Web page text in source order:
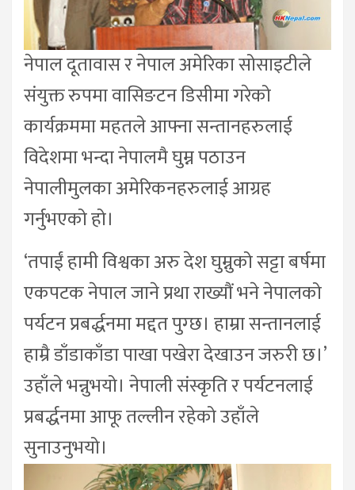
नेपाल दूतावास र नेपाल अमेरिका सोसाइटीले
संयुक्त रुपमा वासिङटन डिसीमा गरेको
कार्यक्रममा महतले आफ्ना सन्तानहरुलाई
विदेशमा भन्दा नेपालमै घुम्न पठाउन
नेपालीमुलका अमेरिकनहरुलाई आग्रह
गर्नुभएको हो।
‘तपाईं हामी विश्वका अरु देश घुम्नुको सट्टा बर्षमा
एकपटक नेपाल जाने प्रथा राख्यौं भने नेपालको
पर्यटन प्रबर्द्धनमा मद्दत पुग्छ। हाम्रा सन्तानलाई
हाम्रै डाँडाकाँडा पाखा पखेरा देखाउन जरुरी छ।’
उहाँले भन्नुभयो। नेपाली संस्कृति र पर्यटनलाई
प्रबर्द्धनमा आफू तल्लीन रहेको उहाँले
सुनाउनुभयो।